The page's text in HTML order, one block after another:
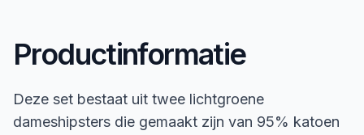
Productinformatie
Deze set bestaat uit twee lichtgroene
dameshipsters die gemaakt zijn van 95% katoen